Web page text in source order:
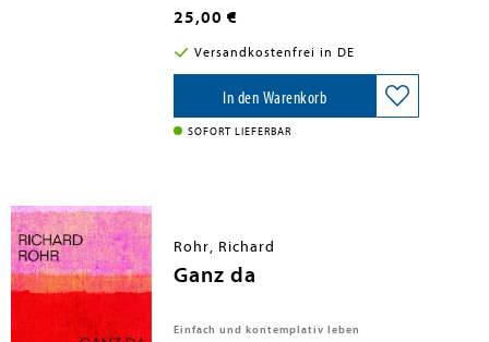
Erfahrung. Komposition und Details des
Gemäldes fesseln seine Aufmerksamkeit
über Jahre. Vor dem Hintergrund von
Rembrandts Leben erschließt Henri
Nouwen in diesem Buch den geistlichen
Reichtum dieses Gemäldes als einen
Einführungsweg in den Prozess
spiritueller Reife.
25,00 €
Versandkostenfrei in DE
In den Warenkorb
SOFORT LIEFERBAR
Rohr, Richard
Ganz da
Einfach und kontemplativ leben